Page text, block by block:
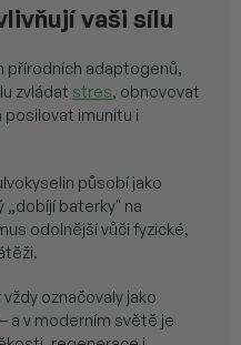
vaši sílu
přírodních adaptogenů,
zvládat stres, obnovovat
imunitu i
působí jako
„dobíjí baterky" na
odolnější vůči fyzické,
označovaly jako
a v moderním světě je